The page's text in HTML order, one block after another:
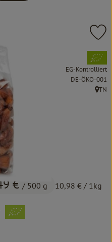
€ / 500 g 10,98 € / 1kg
, Verband:
EG-Kontrolliert
, Kontrollstelle:
DE-ÖKO-001
,TN